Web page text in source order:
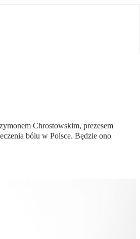
Chrostowskim, prezesem
bólu w Polsce. Będzie ono